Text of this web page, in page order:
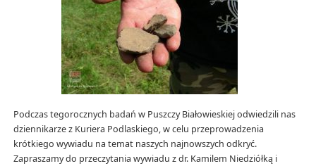
Podczas tegorocznych badań w Puszczy Białowieskiej odwiedzili nas
dziennikarze z Kuriera Podlaskiego, w celu przeprowadzenia
krótkiego wywiadu na temat naszych najnowszych odkryć.
Zapraszamy do przeczytania wywiadu z dr. Kamilem Niedziółką i